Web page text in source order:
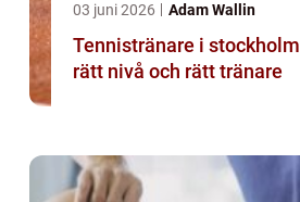
03 juni 2026 Adam Wallin
Tennistränare i stockholm så hittar du
rätt nivå och rätt tränare